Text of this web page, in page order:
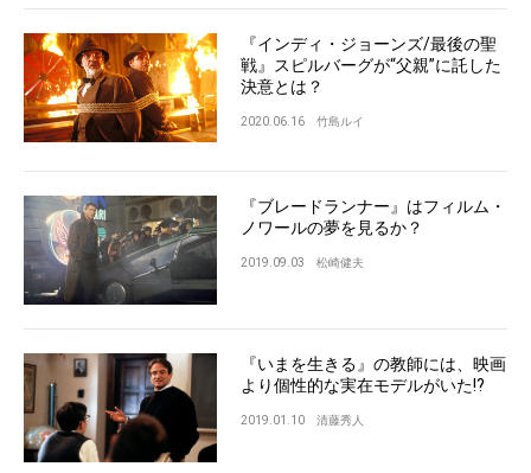
『インディ・ジョーンズ/最後の聖
戦』スピルバーグが“父親”に託した
決意とは？
2020.06.16 竹島ルイ
『ブレードランナー』はフィルム・
ノワールの夢を見るか？
2019.09.03 松崎健夫
『いまを生きる』の教師には、映画
より個性的な実在モデルがいた!?
2019.01.10 清藤秀人